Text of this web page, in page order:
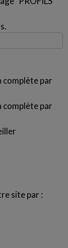
complète par
complète par
site par :